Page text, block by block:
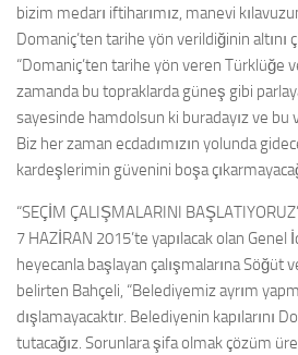
bizim medarı iftiharımız, manevi
Domaniç’ten tarihe yön verildiğinin altını
“Domaniç’ten tarihe yön veren Türklüğe
zamanda bu topraklarda güneş gibi
sayesinde hamdolsun ki buradayız ve bu
Biz her zaman ecdadımızın yolunda
kardeşlerimin güvenini boşa
“SEÇİM ÇALIŞMALARINI
7 HAZİRAN 2015’te yapılacak olan Genel
heyecanla başlayan çalışmalarına Söğüt
belirten Bahçeli, “Belediyemiz ayrım
dışlamayacaktır. Belediyenin kapılarını
tutacağız. Sorunlara şifa olmak çözüm